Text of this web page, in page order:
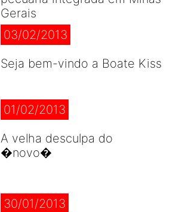
Gerais
03/02/2013
Seja bem-vindo a Boate Kiss
01/02/2013
A velha desculpa do
�novo�
30/01/2013